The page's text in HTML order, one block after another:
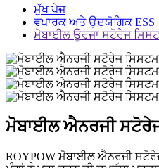
ਮੁੱਖ ਪੇਜ
ਵਪਾਰਕ ਅਤੇ ਉਦਯੋਗਿਕ ESS
ਮੋਬਾਈਲ ਊਰਜਾ ਸਟੋਰੇਜ
ਮੋਬਾਈਲ ਐਨਰਜੀ
ROYPOW ਮੋਬਾਈਲ ਐਨਰਜੀ